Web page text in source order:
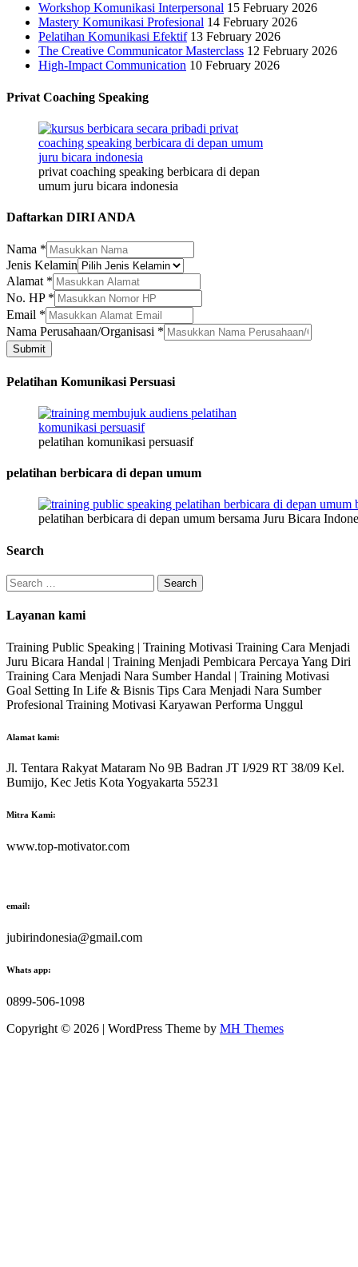
Workshop Komunikasi Interpersonal 15 February 2026
Mastery Komunikasi Profesional 14 February 2026
Pelatihan Komunikasi Efektif 13 February 2026
The Creative Communicator Masterclass 12 February 2026
High-Impact Communication 10 February 2026
Privat Coaching Speaking
privat coaching speaking berbicara di depan
umum juru bicara indonesia
Daftarkan DIRI ANDA
Nama *
Jenis Kelamin
Alamat *
No. HP *
HP
Perusahaan/Organisasi
Kelamin
Email *
Nama Perusahaan/Organisasi *
Submit
Pelatihan Komunikasi Persuasi
pelatihan komunikasi persuasif
pelatihan berbicara di depan umum
pelatihan berbicara di depan umum bersama Juru Bicara
Search
Search
for:
Layanan kami
Training Public Speaking | Training Motivasi Training Cara Menjadi
Juru Bicara Handal | Training Menjadi Pembicara Percaya Yang Diri
Training Cara Menjadi Nara Sumber Handal | Training Motivasi
Goal Setting In Life & Bisnis Tips Cara Menjadi Nara Sumber
Profesional Training Motivasi Karyawan Performa Unggul
Alamat kami:
Jl. Tentara Rakyat Mataram No 9B Badran JT I/929 RT 38/09 Kel.
Bumijo, Kec Jetis Kota Yogyakarta 55231
Mitra Kami:
www.top-motivator.com
email:
jubirindonesia@gmail.com
Whats app:
0899-506-1098
Copyright © 2026 | WordPress Theme by MH Themes